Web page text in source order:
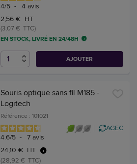
4/5 - 4 avis
2,56 € HT
(3,07 € TTC)
EN STOCK, LIVRÉ EN 24/48H
AJOUTER
Souris optique sans fil M185 -
Logitech
Référence : 101021
4.6/5 - 7 avis
AGEC
24,10 € HT
(28,92 € TTC)